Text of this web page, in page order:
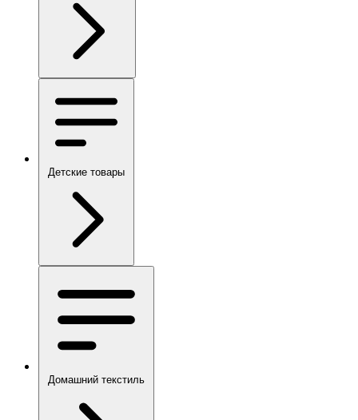
Детские товары
Домашний текстиль